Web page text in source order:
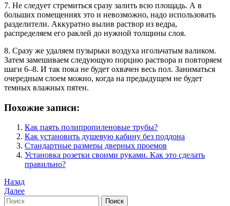
7. Не следует стремиться сразу залить всю площадь. А в
больших помещениях это и невозможно, надо использовать
разделители. Аккуратно вылив раствор из ведра,
распределяем его раклей до нужной толщины слоя.
8. Сразу же удаляем пузырьки воздуха игольчатым валиком.
Затем замешиваем следующую порцию раствора и повторяем
шаги 6–8. И так пока не будет охвачен весь пол. Заниматься
очередным слоем можно, когда на предыдущем не будет
темных влажных пятен.
Похожие записи:
Как паять полипропиленовые трубы?
Как установить душевую кабину без поддона
Стандартные размеры дверных проемов
Установка розетки своими руками. Как это сделать
правильно?
Навигация
по
Предыдущая
запись
Назад
Следующая
запись
Далее
Найти:
Поиск